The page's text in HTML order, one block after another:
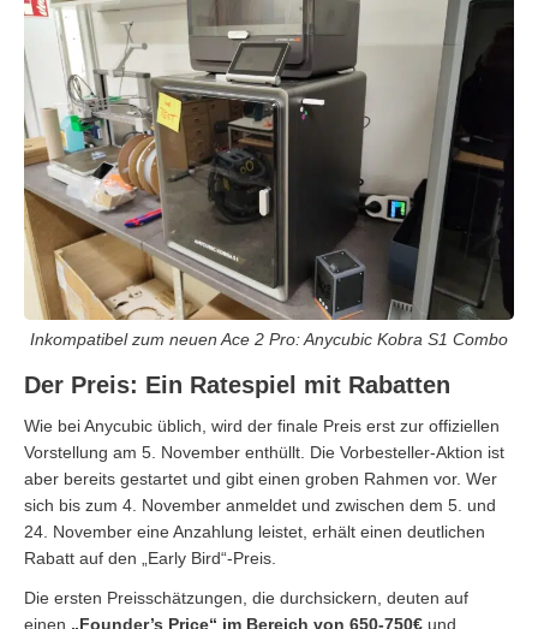
Inkompatibel zum neuen Ace 2 Pro: Anycubic Kobra S1 Combo
Der Preis: Ein Ratespiel mit Rabatten
Wie bei Anycubic üblich, wird der finale Preis erst zur offiziellen
Vorstellung am 5. November enthüllt. Die Vorbesteller-Aktion ist
aber bereits gestartet und gibt einen groben Rahmen vor. Wer
sich bis zum 4. November anmeldet und zwischen dem 5. und
24. November eine Anzahlung leistet, erhält einen deutlichen
Rabatt auf den „Early Bird“-Preis.
Die ersten Preisschätzungen, die durchsickern, deuten auf
einen „Founder’s Price“ im Bereich von 650-750€ und